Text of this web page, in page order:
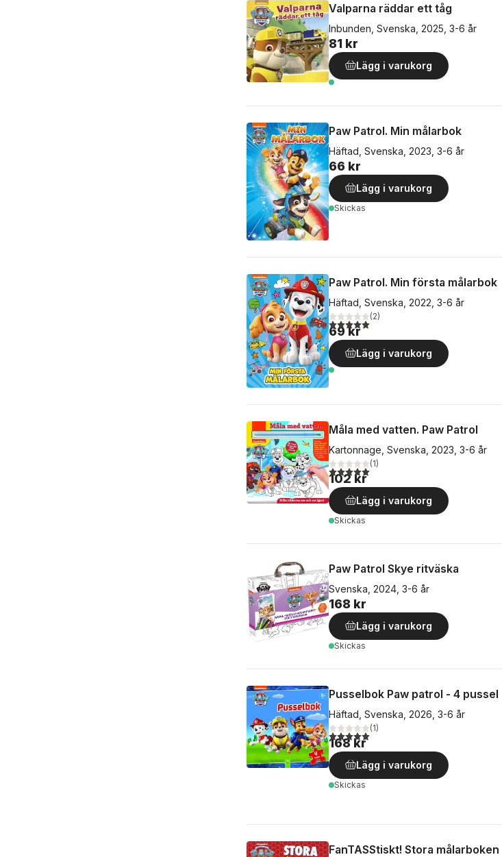
Valparna räddar ett tåg
Inbunden, Svenska, 2025, 3-6 år
81 kr
Lägg i varukorg
Paw Patrol. Min målarbok
Häftad, Svenska, 2023, 3-6 år
66 kr
Lägg i varukorg
Skickas
Paw Patrol. Min första målarbok
Häftad, Svenska, 2022, 3-6 år
5,0utav 5 stjärnor. Totalt antal röster:
(2)
69 kr
Lägg i varukorg
Måla med vatten. Paw Patrol
Kartonnage, Svenska, 2023, 3-6 år
5,0utav 5 stjärnor. Totalt antal röster:
(1)
102 kr
Lägg i varukorg
Skickas
Paw Patrol Skye ritväska
Svenska, 2024, 3-6 år
168 kr
Lägg i varukorg
Skickas
Pusselbok Paw patrol - 4 pussel
Häftad, Svenska, 2026, 3-6 år
5,0utav 5 stjärnor. Totalt antal röster:
(1)
168 kr
Lägg i varukorg
Skickas
FanTASStiskt! Stora målarboken